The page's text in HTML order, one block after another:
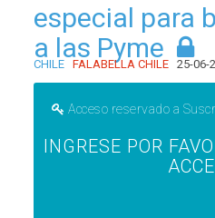
especial para
a las Pyme
CHILE FALABELLA CHILE 25-06-
Acceso reservado a
INGRESE POR